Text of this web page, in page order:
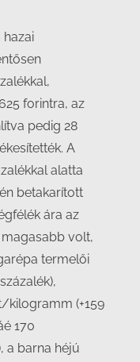
hazai
forintra, az
pedig 28
A
alatta
betakarított
ára az
volt,
termelői
kilogramm (+159
170
a barna héjú